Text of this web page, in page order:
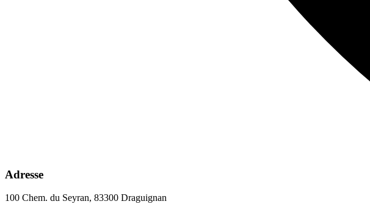
Adresse
100 Chem. du Seyran, 83300 Draguignan